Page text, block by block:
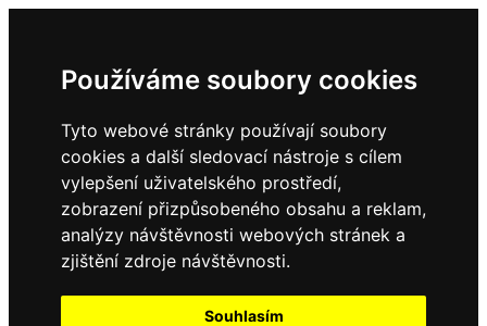
Používáme soubory cookies
Tyto webové stránky používají soubory
cookies a další sledovací nástroje s cílem
vylepšení uživatelského prostředí,
zobrazení přizpůsobeného obsahu a reklam,
analýzy návštěvnosti webových stránek a
zjištění zdroje návštěvnosti.
Souhlasím